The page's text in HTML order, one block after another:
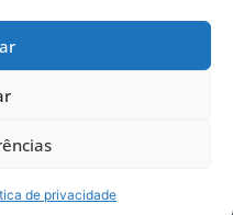
de privacidade